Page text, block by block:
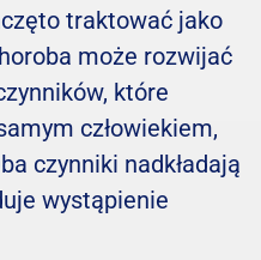
traktować jako
może rozwijać
które
człowiekiem,
czynniki nadkładają
wystąpienie